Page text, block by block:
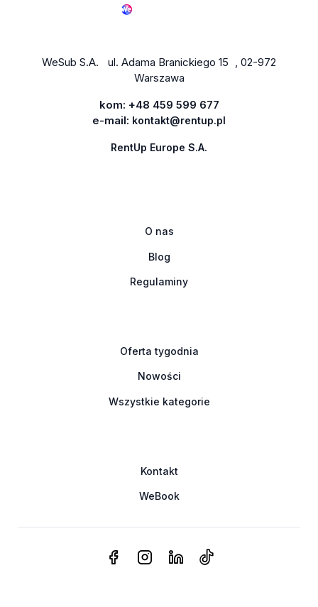
WeSub S.A. ul. Adama Branickiego 15 , 02-972
Warszawa
kom: +48 459 599 677
e-mail: kontakt@rentup.pl
RentUp Europe S.A.
O nas
Blog
Regulaminy
Oferta tygodnia
Nowości
Wszystkie kategorie
Kontakt
WeBook